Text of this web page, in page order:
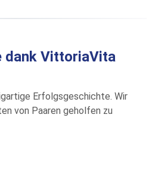
dank VittoriaVita
Erfolgsgeschichte. Wir
von Paaren geholfen zu